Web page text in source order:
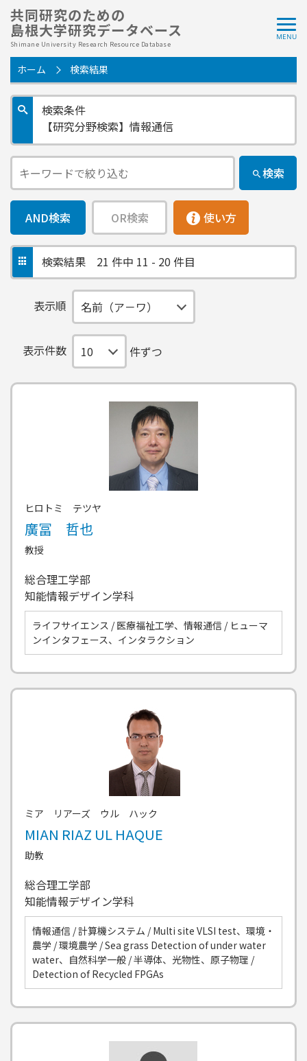
共同研究のための
島根大学研究データベース
Shimane University Research Resource Database
ホーム 検索結果
検索条件
【研究分野検索】情報通信
検索
AND検索 OR検索 使い方
検索結果 21 件中 11 - 20 件目
表示順
表示件数 件ずつ
ヒロトミ テツヤ
廣冨 哲也
教授
総合理工学部
知能情報デザイン学科
ライフサイエンス / 医療福祉工学、情報通信 / ヒューマ
ンインタフェース、インタラクション
ミア リアーズ ウル ハック
MIAN RIAZ UL HAQUE
助教
総合理工学部
知能情報デザイン学科
情報通信 / 計算機システム / Multi site VLSI test、環境・
農学 / 環境農学 / Sea grass Detection of under water
water、自然科学一般 / 半導体、光物性、原子物理 /
Detection of Recycled FPGAs